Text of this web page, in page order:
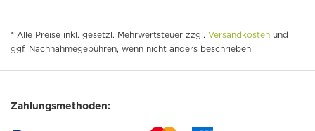
* Alle Preise inkl. gesetzl. Mehrwertsteuer zzgl. Versandkosten und
ggf. Nachnahmegebühren, wenn nicht anders beschrieben
Zahlungsmethoden: